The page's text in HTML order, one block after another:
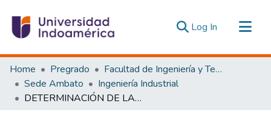
Log In (current)
Communities & Collections
All of DSpace
Statistics
Home Pregrado
Facultad de Ingeniería y Tecnologías de la Información y la Comunicación
Sede Ambato
Ingeniería Industrial
DETERMINACIÓN DE LAS CARGAS CONTAMINANTES EN LOS VERTIDOS DE LOS PROCESOS EN LAVADORAS Y LUBRICADORAS DE VEHÍCULOS EN ESTABLECIMIENTOS DE LA PROVINCIA DE TUNGURAHUA